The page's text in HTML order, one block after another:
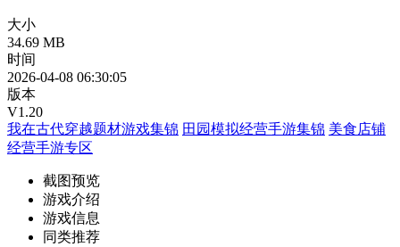
大小
34.69 MB
时间
2026-04-08 06:30:05
版本
V1.20
我在古代穿越题材游戏集锦 田园模拟经营手游集锦 美食店铺
经营手游专区
截图预览
游戏介绍
游戏信息
同类推荐